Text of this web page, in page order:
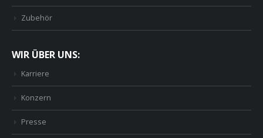
Zubehör
WIR ÜBER UNS:
Karriere
Konzern
Presse